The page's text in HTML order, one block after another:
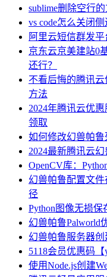
sublime删除空行
vs code怎么关闭侧
阿里云短信群发
京东云京美建站0
还行？
不看后悔的腾讯
方法
2024年腾讯云优
领取
如何修改幻兽帕
2024最新腾讯云
OpenCV库：
幻兽帕鲁配置文
径
Python图像无损保
幻兽帕鲁Palworld
幻兽帕鲁服务器创
5118会员优惠码
使用Node.js创建